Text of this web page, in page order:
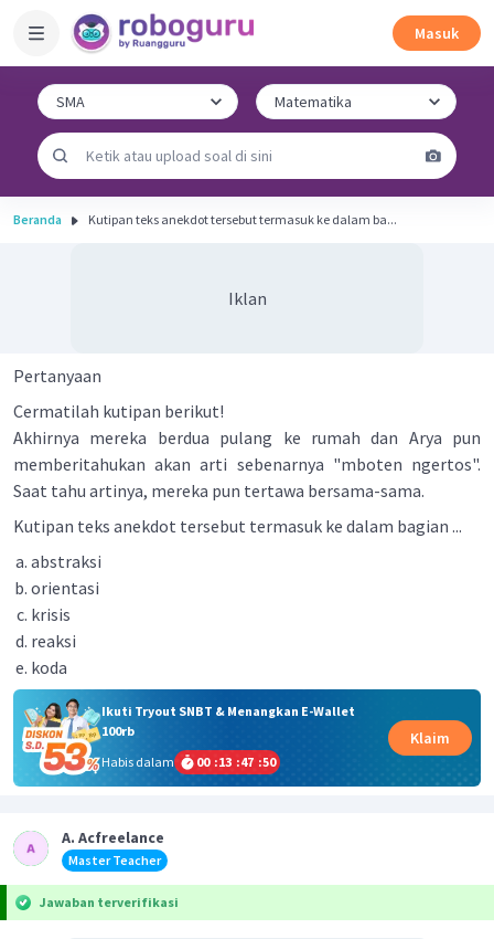
Masuk
Beranda Kutipan teks anekdot tersebut termasuk ke dalam ba...
Iklan
Pertanyaan
Cermatilah kutipan berikut!
Akhirnya mereka berdua pulang ke rumah dan Arya pun
memberitahukan akan arti sebenarnya "mboten ngertos".
Saat tahu artinya, mereka pun tertawa bersama-sama.
Kutipan teks anekdot tersebut termasuk ke dalam bagian ...
abstraksi
orientasi
krisis
reaksi
koda
Ikuti Tryout SNBT & Menangkan E-Wallet
100rb
Habis dalam
00 :13 :47 :50
Klaim
A. Acfreelance
Master Teacher
Jawaban terverifikasi